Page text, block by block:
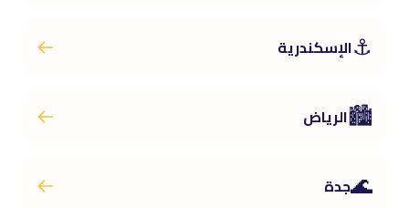
⚓الإسكندرية
🏙️الرياض
🌊جدة